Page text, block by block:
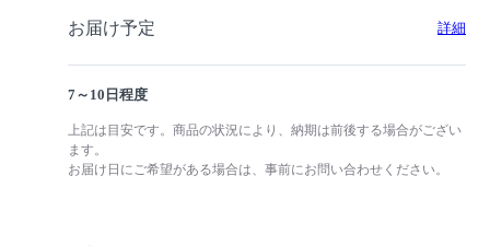
お届け予定 詳細
7～10日程度
上記は目安です。商品の状況により、納期は前後する場合がござい
ます。
お届け日にご希望がある場合は、事前にお問い合わせください。